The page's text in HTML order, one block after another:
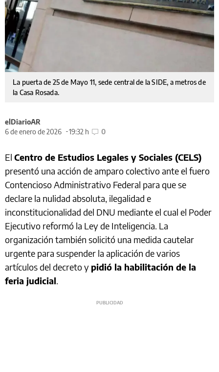
La puerta de 25 de Mayo 11, sede central de la SIDE, a metros de
la Casa Rosada.
elDiarioAR
6 de enero de 2026
19:32 h 0
El Centro de Estudios Legales y Sociales (CELS)
presentó una acción de amparo colectivo ante el fuero
Contencioso Administrativo Federal para que se
declare la nulidad absoluta, ilegalidad e
inconstitucionalidad del DNU mediante el cual el Poder
Ejecutivo reformó la Ley de Inteligencia. La
organización también solicitó una medida cautelar
urgente para suspender la aplicación de varios
artículos del decreto y pidió la habilitación de la
feria judicial.